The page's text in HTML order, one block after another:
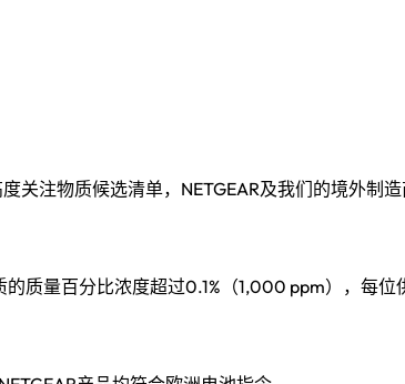
关注物质候选清单，NETGEAR及我们的境外制
质量百分比浓度超过0.1%（1,000 ppm），每位